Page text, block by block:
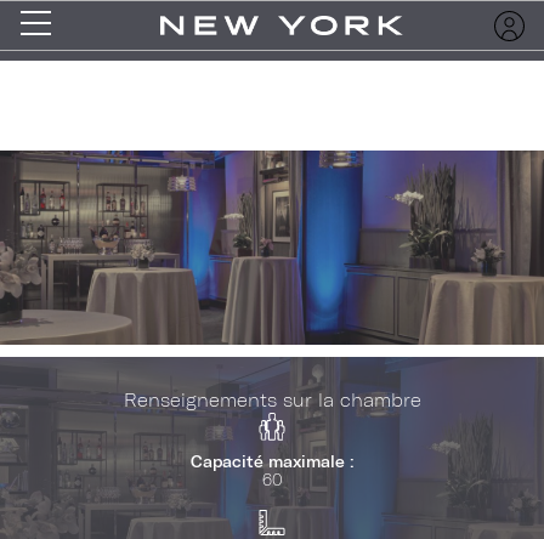
Renseignements sur la chambre
Capacité maximale :
60